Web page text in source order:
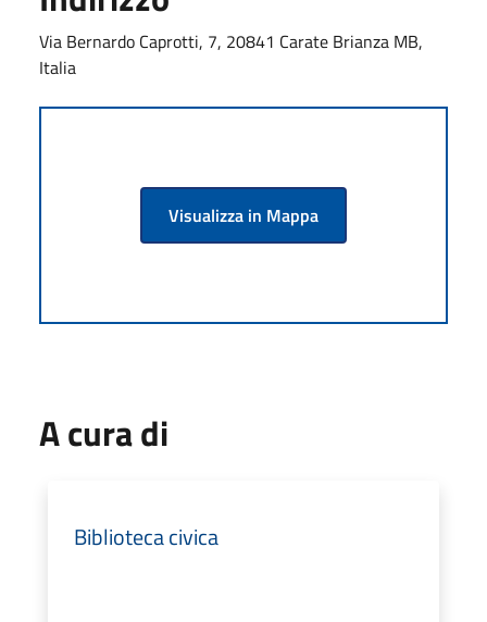
Via Bernardo Caprotti, 7, 20841 Carate Brianza MB,
Italia
Visualizza in Mappa
A cura di
Biblioteca civica